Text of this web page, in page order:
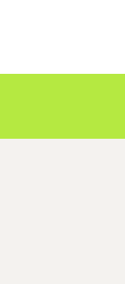
nach oben/